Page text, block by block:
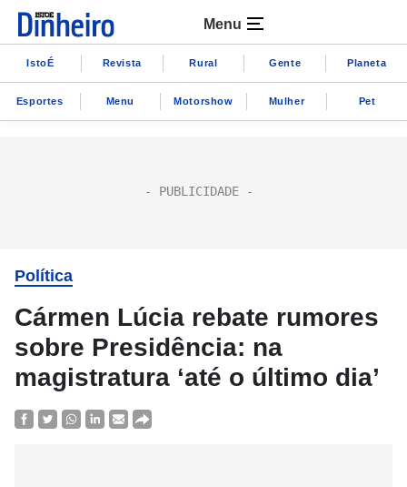
Menu
IstoÉ Revista Rural Gente Planeta
Esportes Menu Motorshow Mulher Pet
Política
Cármen Lúcia rebate rumores
sobre Presidência: na
magistratura ‘até o último dia’